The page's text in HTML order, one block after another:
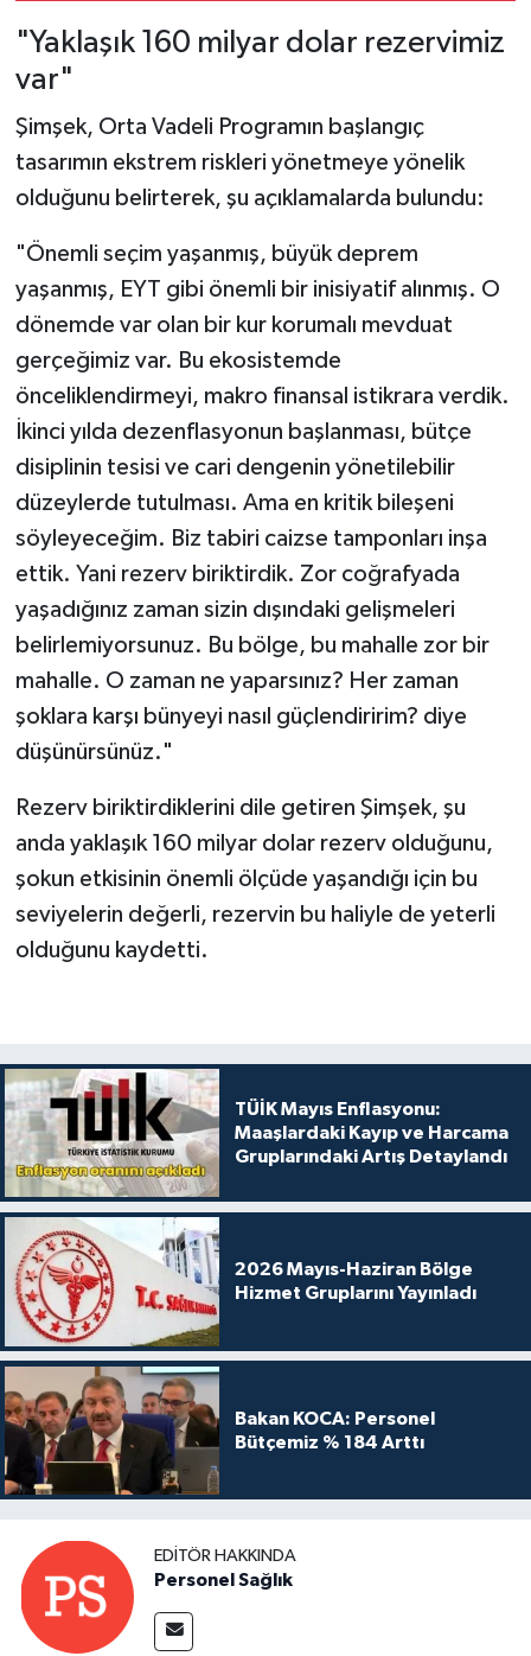
"Yaklaşık 160 milyar dolar rezervimiz
var"
Şimşek, Orta Vadeli Programın başlangıç
tasarımın ekstrem riskleri yönetmeye yönelik
olduğunu belirterek, şu açıklamalarda bulundu:
"Önemli seçim yaşanmış, büyük deprem
yaşanmış, EYT gibi önemli bir inisiyatif alınmış. O
dönemde var olan bir kur korumalı mevduat
gerçeğimiz var. Bu ekosistemde
önceliklendirmeyi, makro finansal istikrara verdik.
İkinci yılda dezenflasyonun başlanması, bütçe
disiplinin tesisi ve cari dengenin yönetilebilir
düzeylerde tutulması. Ama en kritik bileşeni
söyleyeceğim. Biz tabiri caizse tamponları inşa
ettik. Yani rezerv biriktirdik. Zor coğrafyada
yaşadığınız zaman sizin dışındaki gelişmeleri
belirlemiyorsunuz. Bu bölge, bu mahalle zor bir
mahalle. O zaman ne yaparsınız? Her zaman
şoklara karşı bünyeyi nasıl güçlendiririm? diye
düşünürsünüz."
Rezerv biriktirdiklerini dile getiren Şimşek, şu
anda yaklaşık 160 milyar dolar rezerv olduğunu,
şokun etkisinin önemli ölçüde yaşandığı için bu
seviyelerin değerli, rezervin bu haliyle de yeterli
olduğunu kaydetti.
TÜİK Mayıs Enflasyonu:
Maaşlardaki Kayıp ve Harcama
Gruplarındaki Artış Detaylandı
2026 Mayıs-Haziran Bölge
Hizmet Gruplarını Yayınladı
Bakan KOCA: Personel
Bütçemiz % 184 Arttı
EDITÖR HAKKINDA
Personel Sağlık